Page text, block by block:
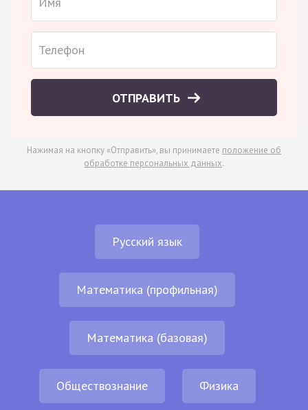
ОТПРАВИТЬ
Нажимая на кнопку «Отправить», вы принимаете положение об
обработке персональных данных.
Русский язык
Математика (профильная)
Математика (базовая)
Обществознание Физика